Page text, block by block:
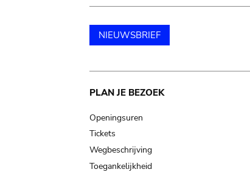
NIEUWSBRIEF
Main
navigation
PLAN JE BEZOEK
Openingsuren
Tickets
Wegbeschrijving
Toegankelijkheid